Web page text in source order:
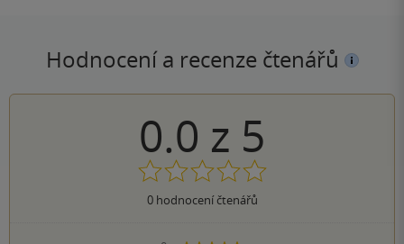
Hodnocení a recenze čtenářů
0.0 z 5
0hodnocení čtenářů